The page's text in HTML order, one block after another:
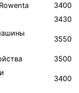
3400
3430
3550
3500
3400